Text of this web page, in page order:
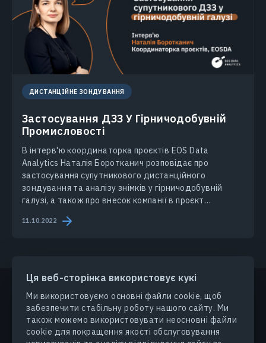
Ця веб-сторінка використовує кукі
Ми використовуємо основні файли cookie, щоб
забезпечити стабільну роботу нашого сайту. Ми
також можемо використовувати неосновні файли
cookie для покращення якості обслуговування
ДИСТАНЦІЙНЕ ЗОНДУВАННЯ
Застосування ДЗЗ У Гірничодобувній
Промисловості
В інтерв'ю координаторка проєктів EOS Data
Analytics Наталія Боротканич розповідає про
застосування супутникового дистанційного
зондування та аналізу знімків у гірничодобувній
галузі, а також про внесок компанії в проєкт
11.10.2022
ПРОДУКТИ ТА РІШЕННЯ